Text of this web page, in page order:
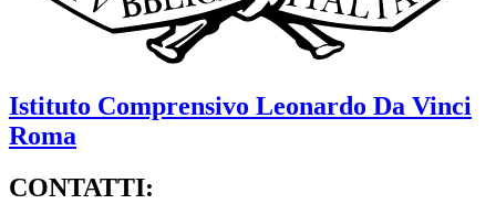
Istituto Comprensivo Leonardo Da Vinci
Roma
CONTATTI: